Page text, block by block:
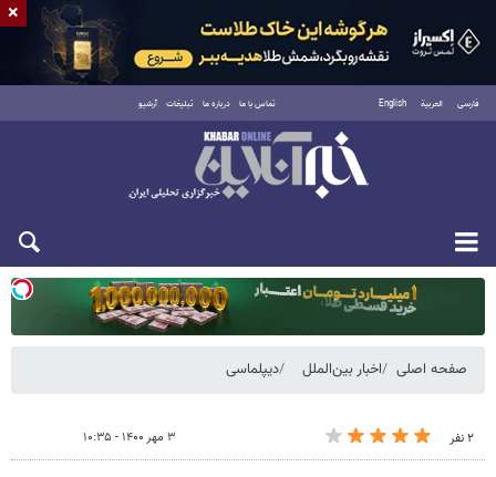
فارسی العربية English تماس با ما درباره ما تبلیغات آرشیو
دوشنبه ۱۹ مرداد ۱۴۰۵
صفحه اصلی اخبار بین‌الملل دیپلماسی
۲ نفر ۳ مهر ۱۴۰۰ - ۱۰:۳۵
×